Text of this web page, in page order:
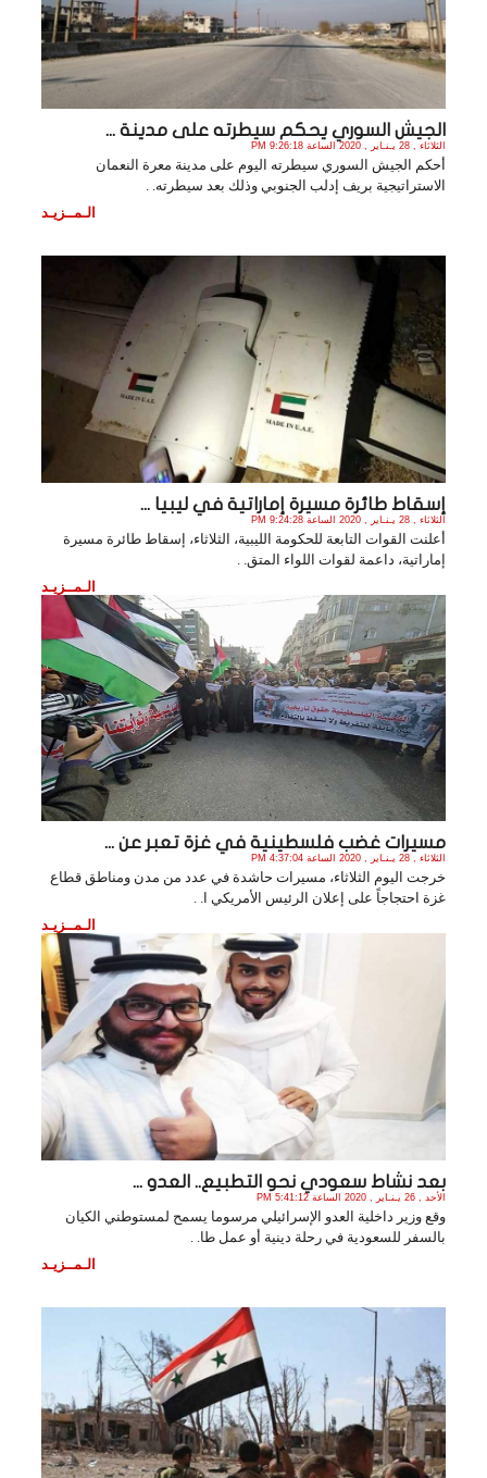
الجيش السوري يحكم سيطرته على مدينة ...
الثلاثاء , 28 يـنـاير , 2020 الساعة 9:26:18 PM
أحكم الجيش السوري سيطرته اليوم على مدينة معرة النعمان
الاستراتيجية بريف إدلب الجنوبي وذلك بعد سيطرته. .
الـمــزيـد
إسقاط طائرة مسيرة إماراتية في ليبيا ...
الثلاثاء , 28 يـنـاير , 2020 الساعة 9:24:28 PM
أعلنت القوات التابعة للحكومة الليبية، الثلاثاء، إسقاط طائرة مسيرة
إماراتية، داعمة لقوات اللواء المتق. .
الـمــزيـد
مسيرات غضب فلسطينية في غزة تعبر عن ...
الثلاثاء , 28 يـنـاير , 2020 الساعة 4:37:04 PM
خرجت اليوم الثلاثاء، مسيرات حاشدة في عدد من مدن ومناطق قطاع
غزة احتجاجاً على إعلان الرئيس الأمريكي ا. .
الـمــزيـد
بعد نشاط سعودي نحو التطبيع.. العدو ...
الأحد , 26 يـنـاير , 2020 الساعة 5:41:12 PM
وقع وزير داخلية العدو الإسرائيلي مرسوما يسمح لمستوطني الكيان
بالسفر للسعودية في رحلة دينية أو عمل طا. .
الـمــزيـد